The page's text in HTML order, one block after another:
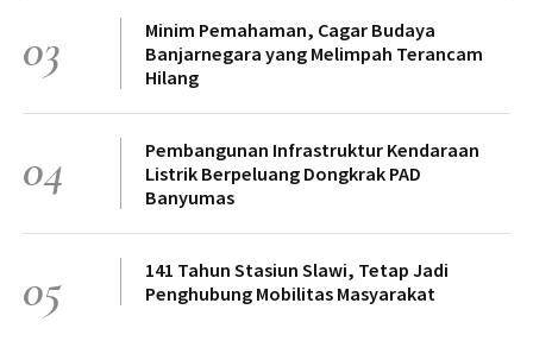
03
Minim Pemahaman, Cagar Budaya
Banjarnegara yang Melimpah Terancam
Hilang
04
Pembangunan Infrastruktur Kendaraan
Listrik Berpeluang Dongkrak PAD
Banyumas
05
141 Tahun Stasiun Slawi, Tetap Jadi
Penghubung Mobilitas Masyarakat